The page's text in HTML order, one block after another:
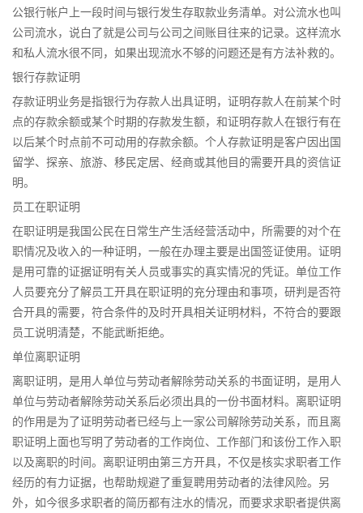
公银行帐户上一段时间与银行发生存取款业务清单。对公流水也叫
公司流水，说白了就是公司与公司之间账目往来的记录。这样流水
和私人流水很不同，如果出现流水不够的问题还是有方法补救的。
银行存款证明
存款证明业务是指银行为存款人出具证明，证明存款人在前某个时
点的存款余额或某个时期的存款发生额，和证明存款人在银行有在
以后某个时点前不可动用的存款余额。个人存款证明是客户因出国
留学、探亲、旅游、移民定居、经商或其他目的需要开具的资信证
明。
员工在职证明
在职证明是我国公民在日常生产生活经营活动中，所需要的对个在
职情况及收入的一种证明，一般在办理主要是出国签证使用。证明
是用可靠的证据证明有关人员或事实的真实情况的凭证。单位工作
人员要充分了解员工开具在职证明的充分理由和事项，研判是否符
合开具的需要，符合条件的及时开具相关证明材料，不符合的要跟
员工说明清楚，不能武断拒绝。
单位离职证明
离职证明，是用人单位与劳动者解除劳动关系的书面证明，是用人
单位与劳动者解除劳动关系后必须出具的一份书面材料。离职证明
的作用是为了证明劳动者已经与上一家公司解除劳动关系，而且离
职证明上面也写明了劳动者的工作岗位、工作部门和该份工作入职
以及离职的时间。离职证明由第三方开具，不仅是核实求职者工作
经历的有力证据，也帮助规避了重复聘用劳动者的法律风险。另
外，如今很多求职者的简历都有注水的情况，而要求求职者提供离